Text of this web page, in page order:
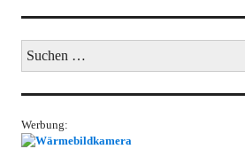
nach:
Werbung: